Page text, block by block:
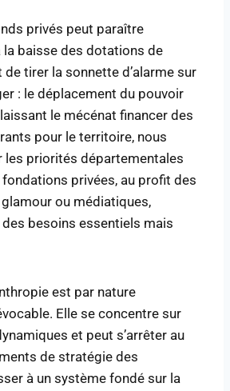
privés peut paraître
la baisse des dotations de
de tirer la sonnette d’alarme sur
: le déplacement du pouvoir
le mécénat financer des
pour le territoire, nous
les priorités départementales
privées, au profit des
ou médiatiques,
besoins essentiels mais
est par nature
Elle se concentre sur
et peut s’arrêter au
de stratégie des
à un système fondé sur la